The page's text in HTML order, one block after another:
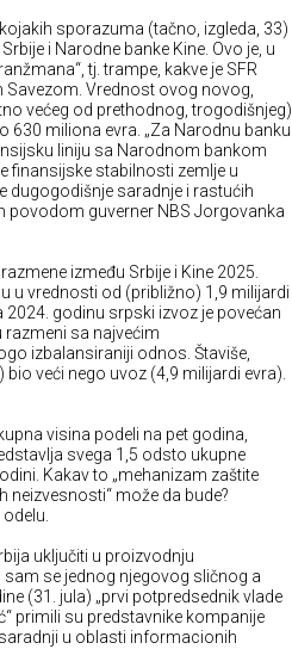
sporazuma (tačno, izgleda, 33)
i Narodne banke Kine. Ovo je, u
tj. trampe, kakve je SFR
Savezom. Vrednost ovog novog,
većeg od prethodnog, trogodišnjeg)
630 miliona evra. „Za Narodnu banku
liniju sa Narodnom bankom
finansijske stabilnosti zemlje u
dugogodišnje saradnje i rastućih
povodom guverner NBS Jorgovanka
između Srbije i Kine 2025.
u vrednosti od (približno) 1,9 milijardi
2024. godinu srpski izvoz je povećan
razmeni sa najvećim
izbalansiraniji odnos. Štaviše,
veći nego uvoz (4,9 milijardi evra).
visina podeli na pet godina,
svega 1,5 odsto ukupne
Kakav to „mehanizam zaštite
može da bude?
uključiti u proizvodnju
se jednog njegovog sličnog a
(31. jula) „prvi potpredsednik vlade
primili su predstavnike kompanije
u oblasti informacionih